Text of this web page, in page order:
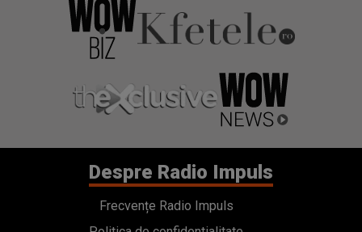
Despre Radio Impuls
Frecvențe Radio Impuls